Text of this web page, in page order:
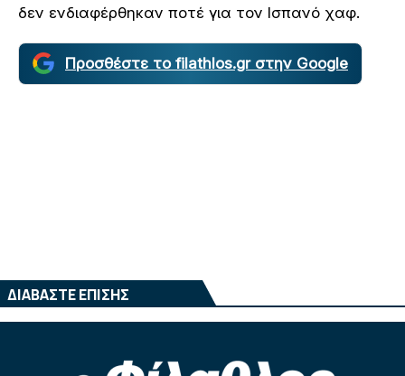
δεν ενδιαφέρθηκαν ποτέ για τον Ισπανό χαφ.
Προσθέστε το filathlos.gr στην Google
ΔΙΑΒΑΣΤΕ ΕΠΙΣΗΣ